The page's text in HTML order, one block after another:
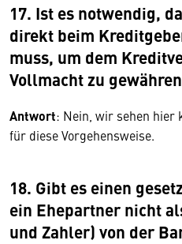
17. Ist es notwendig,
direkt beim
muss, um dem
Vollmacht zu
Antwort: Nein, wir sehen hier
für diese Vorgehensweise.
18. Gibt es einen
ein Ehepartner nicht
und Zahler) von der